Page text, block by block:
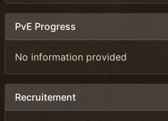
PvE Progress
No information provided
Recruitement